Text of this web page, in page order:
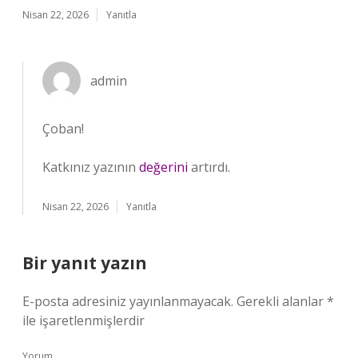
Nisan 22, 2026 Yanıtla
admin
Çoban!
Katkınız yazının değerini artırdı.
Nisan 22, 2026 Yanıtla
Bir yanıt yazın
E-posta adresiniz yayınlanmayacak. Gerekli alanlar*
ile işaretlenmişlerdir